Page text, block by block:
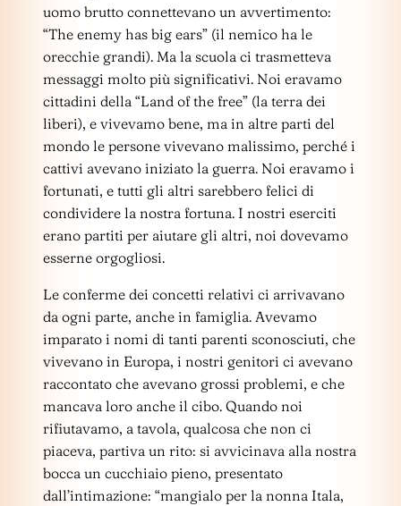
uomo brutto connettevano un avvertimento:
“The enemy has big ears” (il nemico ha le
orecchie grandi). Ma la scuola ci trasmetteva
messaggi molto più significativi. Noi eravamo
cittadini della “Land of the free” (la terra dei
liberi), e vivevamo bene, ma in altre parti del
mondo le persone vivevano malissimo, perché i
cattivi avevano iniziato la guerra. Noi eravamo i
fortunati, e tutti gli altri sarebbero felici di
condividere la nostra fortuna. I nostri eserciti
erano partiti per aiutare gli altri, noi dovevamo
esserne orgogliosi.
Le conferme dei concetti relativi ci arrivavano
da ogni parte, anche in famiglia. Avevamo
imparato i nomi di tanti parenti sconosciuti, che
vivevano in Europa, i nostri genitori ci avevano
raccontato che avevano grossi problemi, e che
mancava loro anche il cibo. Quando noi
rifiutavamo, a tavola, qualcosa che non ci
piaceva, partiva un rito: si avvicinava alla nostra
bocca un cucchiaio pieno, presentato
dall’intimazione: “mangialo per la nonna Itala,